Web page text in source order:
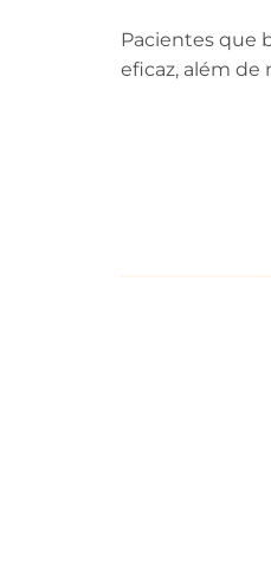
Pacientes que
eficaz, além de